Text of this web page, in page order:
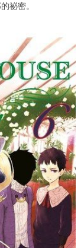
祕密。